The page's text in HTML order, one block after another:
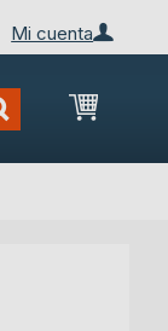
Mi cuenta
Mi